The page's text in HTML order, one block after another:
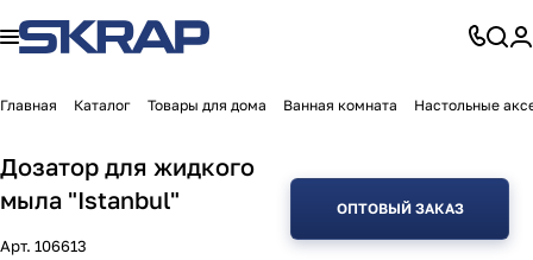
Главная Каталог Товары для дома Ванная комната Настольные
Дозатор для жидкого
мыла "Istanbul"
Арт. 106613
ОПТОВЫЙ ЗАКАЗ